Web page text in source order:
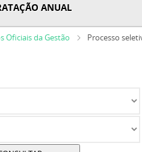
ANUAL
Oficiais da Gestão Processo